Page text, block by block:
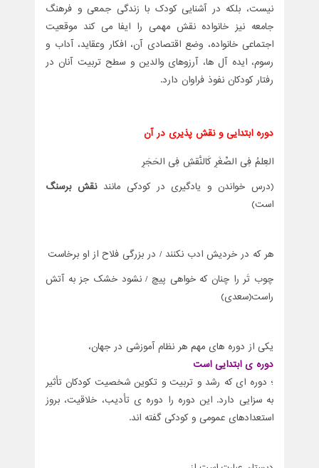
نیست، بلکه در آشنایی کودک با زندگی جمعی و فرهنگ
جامعه نیز خانواده نقش مهمی را ایفا می کند موقعیت
اجتماعی خانواده، وضع اقتصادی آن، افکار وعقاید، آداب و
رسوم، ایده آل ها، آرزوهای والدین و سطح تربیت آنان در
رفتار کودکان نفوذ فراوان دارد.
دوره ابتدایی و نقش پذیری در آن
العِلمُ فِی الصِّغَرِ کَالنَّقشِ فِی الحَجَرِ
(درس خواندن و یادگیری در کودکی مانندنقش برسنگ
است)
هر که در خردیش ادب نکنند / در بزرگی فلاح از او برخاست
چوب تَر را چنان که خواهی پیچ / نشود خشک جز به آتش
راست(سعدی)
یکی از دوره های مهم هر نظام آموزشی در جهان،
دوره ی ابتدایی است
؛ دوره ای که رشد و تربیت و تکوین شخصیت کودکان تأثیر
به سزایی دارد. این دوره را دوره ی تأدیب، خلاقیت، بروز
استعدادهای عمومی و کودکی گفته اند.